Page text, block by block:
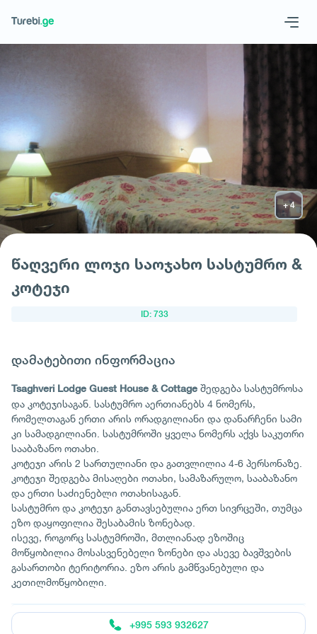
Geo Eng
მოითხოვე სასტუმრო
წაღვერი ლოჯი საოჯახო სასტუმრო &
კოტეჯი
ID: 733
დამატებითი ინფორმაცია
Tsaghveri Lodge Guest House & Cottage შედგება სასტუმროსა
და კოტეჯისაგან. სასტუმრო აერთიანებს 4 ნომერს,
რომელთაგან ერთი არის ორადგილიანი და დანარჩენი სამი
კი სამადგილიანი. სასტუმროში ყველა ნომერს აქვს საკუთრი
სააბაზანო ოთახი.
კოტეჯი არის 2 სართულიანი და გათვლილია 4-6 პერსონაზე.
კოტეჯი შედგება მისაღები ოთახი, სამაზარულო, სააბაზანო
და ერთი საძიენებლი ოთახისაგან.
სასტუმრო და კოტეჯი განთავსებულია ერთ სივრცეში, თუმცა
ეზო დაყოფილია შესაბამის ზონებად.
ისევე, როგორც სასტუმროში, მთლიანად ეზოშიც
მოწყობილია მოსასვენებელი ზონები და ასევე ბავშვების
გასართობი ტერიტორია. ეზო არის გამწვანებული და
კეთილმოწყობილი.
+995 593 932627